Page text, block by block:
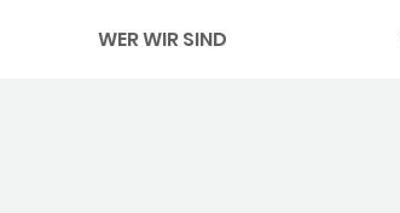
WER WIR SIND